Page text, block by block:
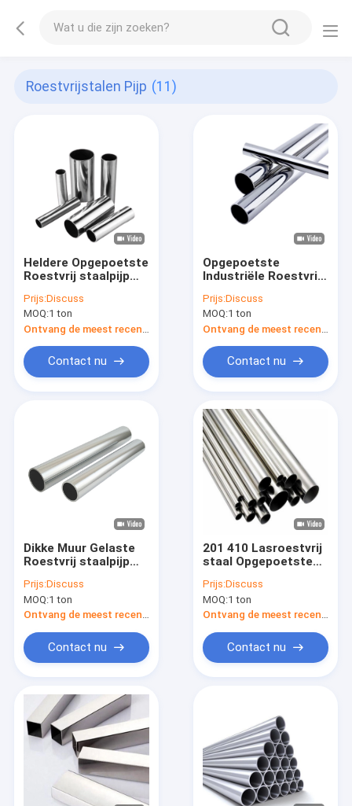
Roestvrijstalen Pijp (11)
Heldere Opgepoetste
Roestvrij staalpijp
Gelaste Buis 0.4mm
Prijs:Discuss
MOQ:1 ton
Contact nu
Opgepoetste
Industriële Roestvrij
316 410 Gelaste
Naadloze Buis
2000mm
Prijs:Discuss
MOQ:1 ton
Contact nu
Dikke Muur Gelaste
Roestvrij staalpijp
410 Buis 50mm
Prijs:Discuss
MOQ:1 ton
Contact nu
201 410 Lasroestvrij
staal Opgepoetste
Ronde Buis
Prijs:Discuss
MOQ:1 ton
Contact nu